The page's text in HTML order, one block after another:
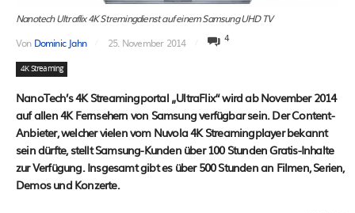
Nanotech Ultraflix 4K Stremingdienst auf einem Samsung UHD TV
Von Dominic Jahn 25. November 2014 4
4K Streaming
NanoTech’s 4K Streamingportal „UltraFlix“ wird ab November 2014
auf allen 4K Fernsehern von Samsung verfügbar sein. Der Content-
Anbieter, welcher vielen vom Nuvola 4K Streamingplayer bekannt
sein dürfte, stellt Samsung-Kunden über 100 Stunden Gratis-Inhalte
zur Verfügung. Insgesamt gibt es über 500 Stunden an Filmen, Serien,
Demos und Konzerte.